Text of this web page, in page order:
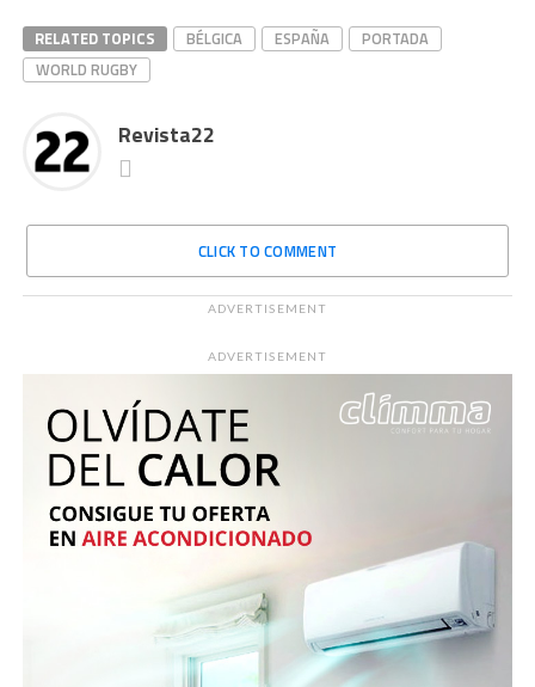
RELATED TOPICS BÉLGICA ESPAÑA
PORTADA
WORLD RUGBY
Revista22
CLICK TO COMMENT
ADVERTISEMENT
ADVERTISEMENT